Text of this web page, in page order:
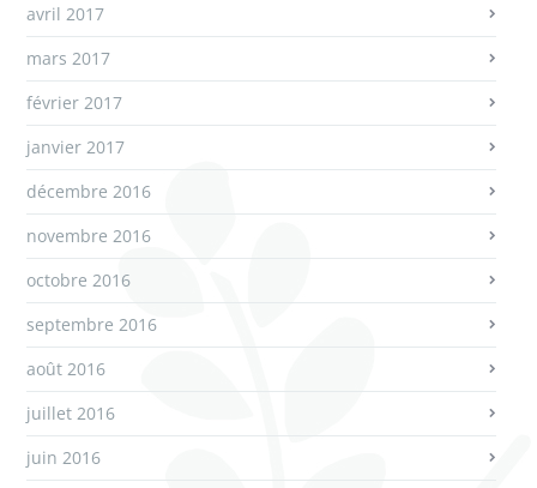
avril 2017
mars 2017
février 2017
janvier 2017
décembre 2016
novembre 2016
octobre 2016
septembre 2016
août 2016
juillet 2016
juin 2016